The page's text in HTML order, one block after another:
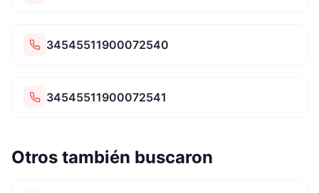
34545511900072540
34545511900072541
Otros también buscaron